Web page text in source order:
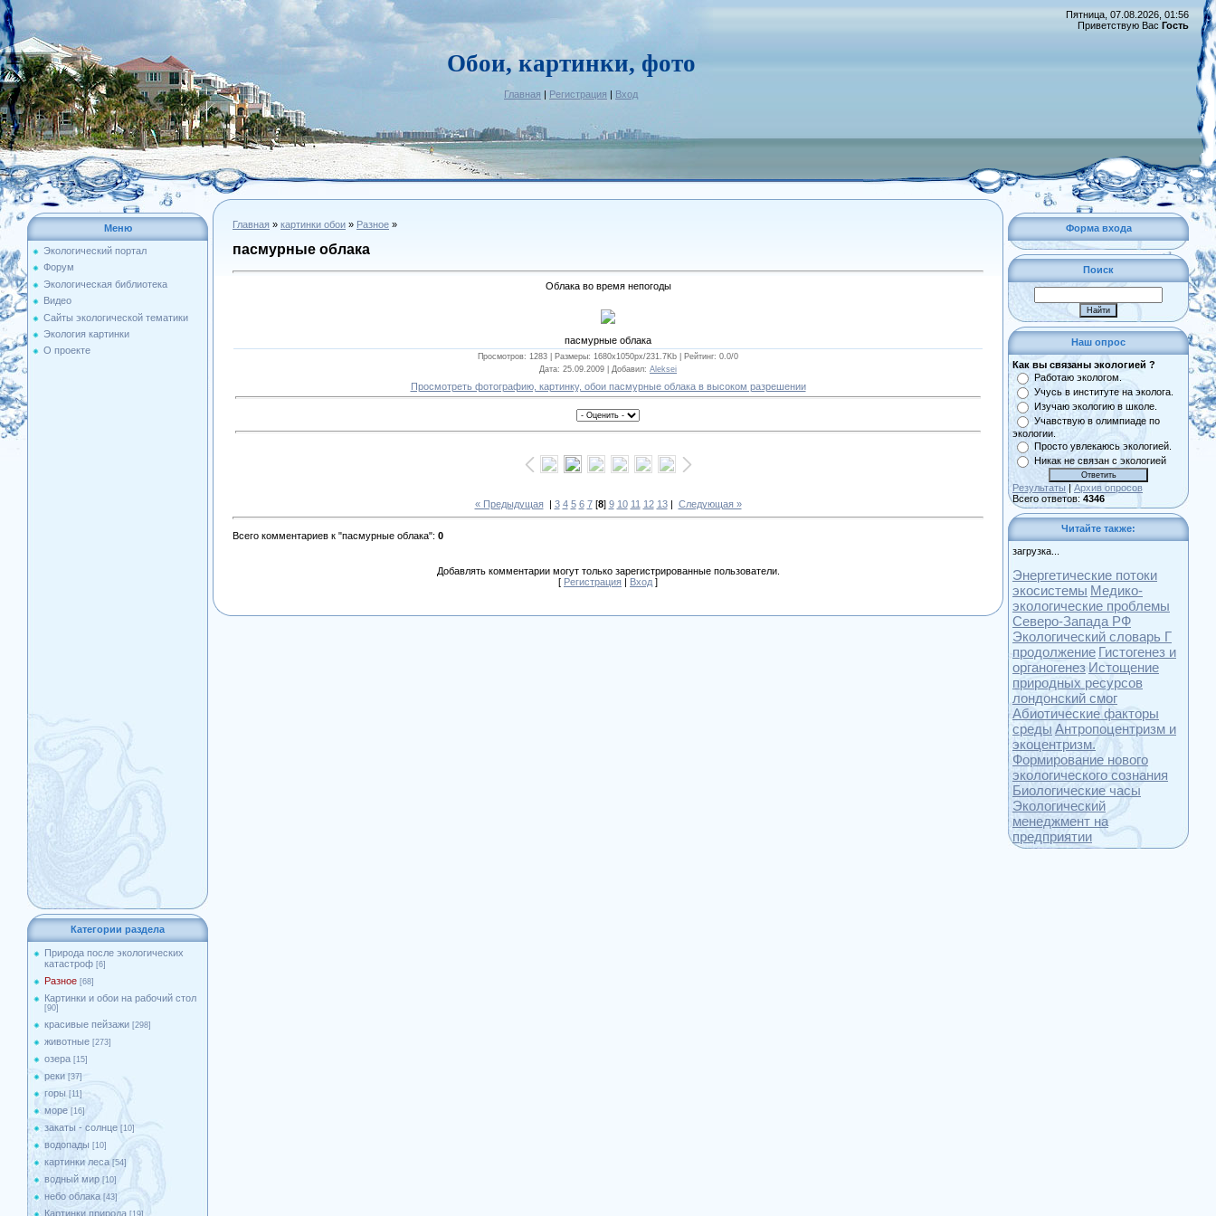
Обои, картинки, фото
Главная | Регистрация | Вход
Пятница, 07.08.2026, 01:56
Приветствую Вас Гость
Меню
Экологический портал
Форум
Экологическая библиотека
Видео
Сайты экологической тематики
Экология картинки
О проекте
Категории раздела
Природа после экологических
катастроф [6]
Разное [68]
Картинки и обои на рабочий стол
[90]
красивые пейзажи [298]
животные [273]
озера [15]
реки [37]
горы [11]
море [16]
закаты - солнце [10]
водопады [10]
картинки леса [54]
водный мир [10]
небо облака [43]
Картинки природа [19]
Главная » картинки обои » Разное »
пасмурные облака
Облака во время непогоды
пасмурные облака
Просмотров: 1283 | Размеры: 1680x1050px/231.7Kb | Рейтинг: 0.0/0
Дата: 25.09.2009 | Добавил: Aleksei
Просмотреть фотографию, картинку, обои пасмурные облака в высоком разрешении
« Предыдущая| 3 4 5 6 7[8] 9 10 11 12 13| Следующая »
Всего комментариев к "пасмурные облака": 0
Добавлять комментарии могут только зарегистрированные пользователи.
[ Регистрация | Вход ]
Форма входа
Поиск
Наш опрос
Как вы связаны экологией ?
Работаю экологом.
Учусь в институте на эколога.
Изучаю экологию в школе.
Учавствую в олимпиаде по
экологии.
Просто увлекаюсь экологией.
Никак не связан с экологией
Результаты | Архив опросов
Всего ответов: 4346
Читайте также:
загрузка...
Энергетические потоки
экосистемы Медико-
экологические проблемы
Северо-Запада РФ
Экологический словарь Г
продолжение Гистогенез и
органогенез Истощение
природных ресурсов
лондонский смог
Абиотические факторы
среды Антропоцентризм и
экоцентризм.
Формирование нового
экологического сознания
Биологические часы
Экологический
менеджмент на
предприятии